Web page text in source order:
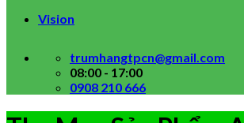
Vision
trumhangtpcn@gmail.com
08:00 - 17:00
0908 210 666